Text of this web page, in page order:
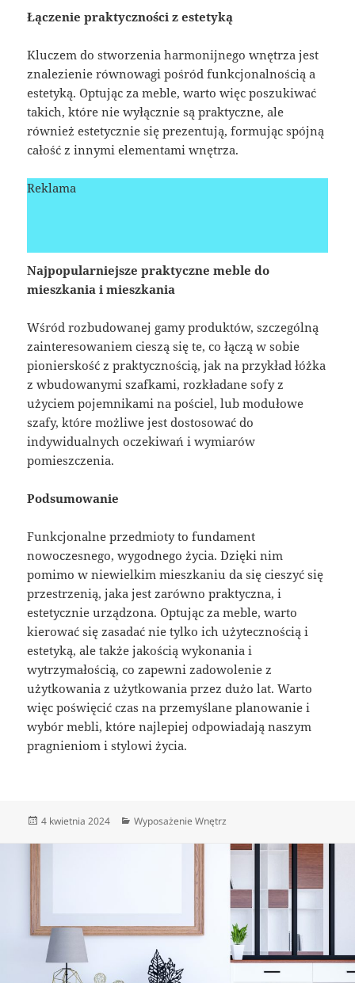
Łączenie praktyczności z estetyką
Kluczem do stworzenia harmonijnego wnętrza jest
znalezienie równowagi pośród funkcjonalnością a
estetyką. Optując za meble, warto więc poszukiwać
takich, które nie wyłącznie są praktyczne, ale
również estetycznie się prezentują, formując spójną
całość z innymi elementami wnętrza.
Reklama
Najpopularniejsze praktyczne meble do
mieszkania i mieszkania
Wśród rozbudowanej gamy produktów, szczególną
zainteresowaniem cieszą się te, co łączą w sobie
pionierskość z praktycznością, jak na przykład łóżka
z wbudowanymi szafkami, rozkładane sofy z
użyciem pojemnikami na pościel, lub modułowe
szafy, które możliwe jest dostosować do
indywidualnych oczekiwań i wymiarów
pomieszczenia.
Podsumowanie
Funkcjonalne przedmioty to fundament
nowoczesnego, wygodnego życia. Dzięki nim
pomimo w niewielkim mieszkaniu da się cieszyć się
przestrzenią, jaka jest zarówno praktyczna, i
estetycznie urządzona. Optując za meble, warto
kierować się zasadać nie tylko ich użytecznością i
estetyką, ale także jakością wykonania i
wytrzymałością, co zapewni zadowolenie z
użytkowania z użytkowania przez dużo lat. Warto
więc poświęcić czas na przemyślane planowanie i
wybór mebli, które najlepiej odpowiadają naszym
pragnieniom i stylowi życia.
Data
4 kwietnia 2024 Kategorie
Wyposażenie Wnętrz